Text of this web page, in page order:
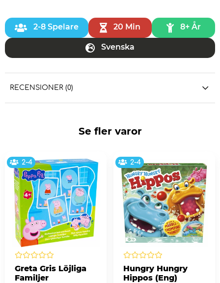
2-8 Spelare 20 Min 8+ År
Svenska
RECENSIONER (0)
Se fler varor
2-4
Greta Gris Löjliga
Familjer
2-4
Hungry Hungry
Hippos (Eng)